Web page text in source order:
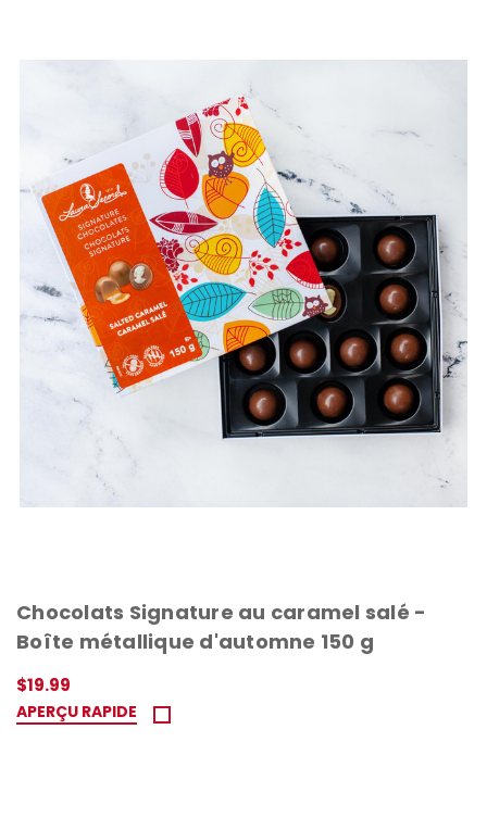
Chocolats Signature au caramel salé -
Boîte métallique d'automne 150 g
$19.99
APERÇU RAPIDE